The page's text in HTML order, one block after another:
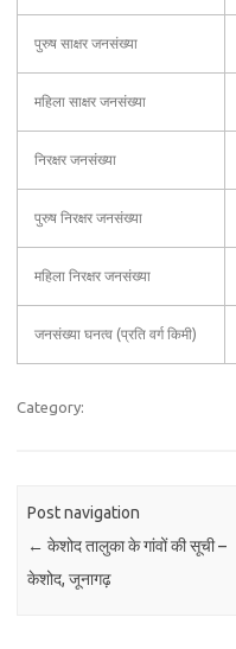
पुरुष साक्षर जनसंख्या
महिला साक्षर जनसंख्या
निरक्षर जनसंख्या
पुरुष निरक्षर जनसंख्या
महिला निरक्षर जनसंख्या
जनसंख्या घनत्व (प्रति वर्ग किमी)
Category:
Post navigation
← केशोद तालुका के गांवों की सूची –
केशोद, जूनागढ़